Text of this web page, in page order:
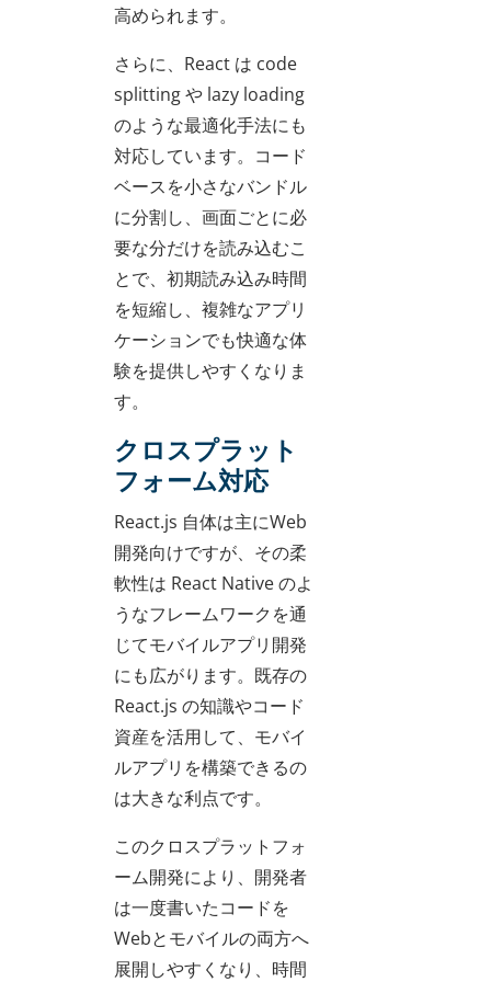
高められます。
さらに、React は code
splitting や lazy loading
のような最適化手法にも
対応しています。コード
ベースを小さなバンドル
に分割し、画面ごとに必
要な分だけを読み込むこ
とで、初期読み込み時間
を短縮し、複雑なアプリ
ケーションでも快適な体
験を提供しやすくなりま
す。
クロスプラット
フォーム対応
React.js 自体は主にWeb
開発向けですが、その柔
軟性は React Native のよ
うなフレームワークを通
じてモバイルアプリ開発
にも広がります。既存の
React.js の知識やコード
資産を活用して、モバイ
ルアプリを構築できるの
は大きな利点です。
このクロスプラットフォ
ーム開発により、開発者
は一度書いたコードを
Webとモバイルの両方へ
展開しやすくなり、時間